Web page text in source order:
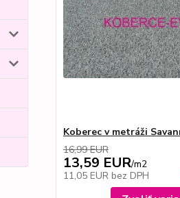
Koberec v metráži
16,99 EUR
13,59 EUR/m2
11,05 EUR bez DPH